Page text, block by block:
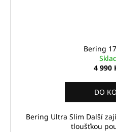
Bering
4 990
DO
Bering Ultra Slim Další
tloušťkou